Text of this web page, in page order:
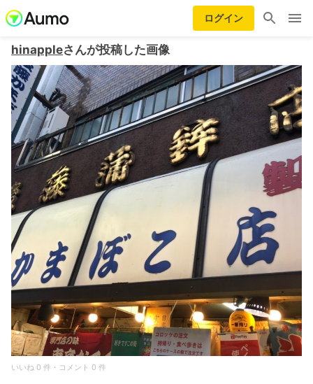
ログイン
hinappleさんが投稿した画像
いいね 0 件・コメント 0 件